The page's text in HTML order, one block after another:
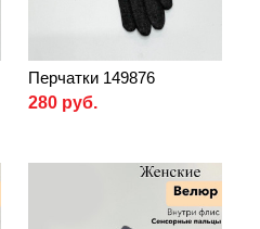
Перчатки 149876
280 руб.